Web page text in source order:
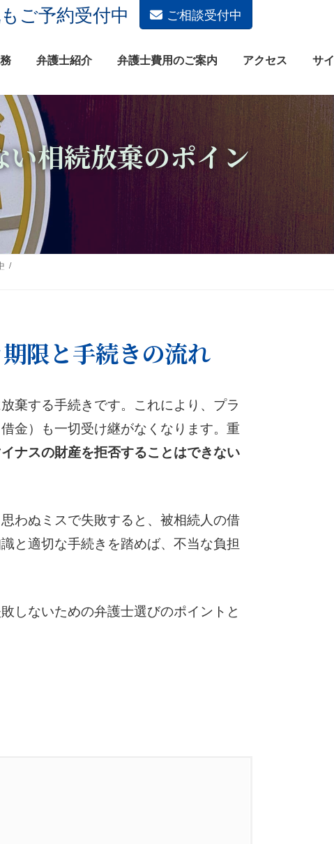
ご予約受付中 ご相談受付中
弁護士紹介 弁護士費用のご案内 アクセス サ
相続放棄のポイン
限と手続きの流れ
棄する手続きです。これにより、プラ
金）も一切受け継がなくなります。重
ナスの財産を拒否することはできない
わぬミスで失敗すると、被相続人の借
と適切な手続きを踏めば、不当な負担
しないための弁護士選びのポイントと